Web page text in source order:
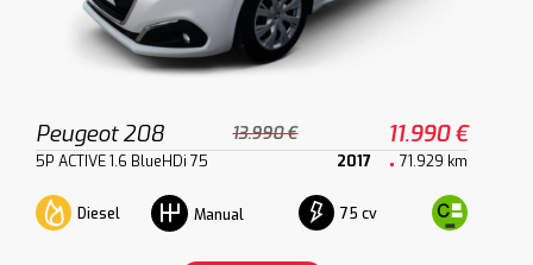
Peugeot 208 13.990 € 11.990 €
5P ACTIVE 1.6 BlueHDi 75 2017 71.929 km
Diesel Manual 75 cv